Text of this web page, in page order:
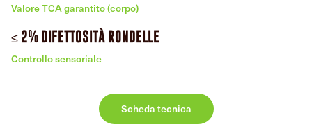
Valore TCA garantito (corpo)
≤ 2% DIFETTOSITÀ RONDELLE
Controllo sensoriale
Scheda tecnica